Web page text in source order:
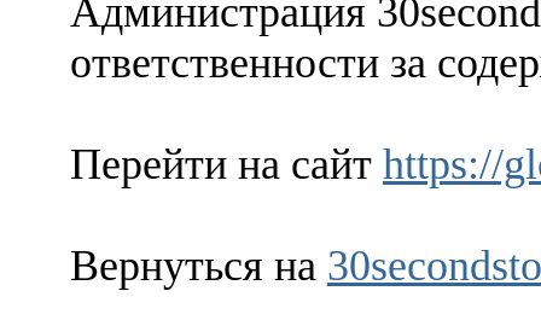
Администрация
ответственности за
Перейти на сайт https://
Вернуться на